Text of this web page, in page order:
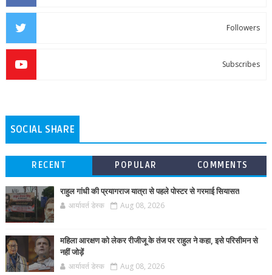
Followers
Subscribes
SOCIAL SHARE
RECENT POPULAR COMMENTS
राहुल गांधी की प्रयागराज यात्रा से पहले पोस्टर से गरमाई सियासत
आर्यावर्त डेस्क Aug 08, 2026
महिला आरक्षण को लेकर रीजीजू के तंज पर राहुल ने कहा, इसे परिसीमन से
नहीं जोड़ें
आर्यावर्त डेस्क Aug 08, 2026